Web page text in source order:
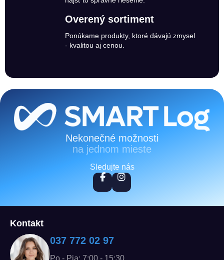
Overený sortiment
Ponúkame produkty, ktoré dávajú zmysel
- kvalitou aj cenou.
Zápätie
Nekonečné možnosti
na jednom mieste
Sledujte nás
Kontakt
037 772 02 97
Po - Pia: 7:00 - 15:30